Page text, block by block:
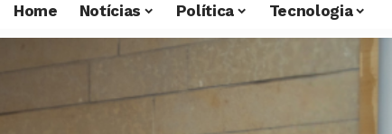
Home Notícias Política Tecnologia